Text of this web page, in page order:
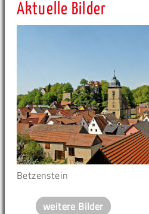
Aktuelle Bilder
Betzenstein
weitere Bilder